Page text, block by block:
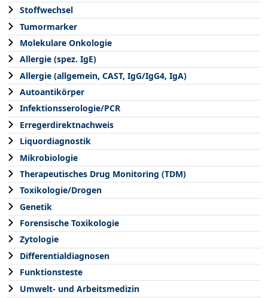
Stoffwechsel
Tumormarker
Molekulare Onkologie
Allergie (spez. IgE)
Allergie (allgemein, CAST, IgG/IgG4, IgA)
Autoantikörper
Infektionsserologie/PCR
Erregerdirektnachweis
Liquordiagnostik
Mikrobiologie
Therapeutisches Drug Monitoring (TDM)
Toxikologie/Drogen
Genetik
Forensische Toxikologie
Zytologie
Differentialdiagnosen
Funktionsteste
Umwelt- und Arbeitsmedizin